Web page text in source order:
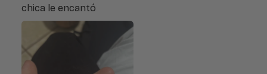
chica le encantó